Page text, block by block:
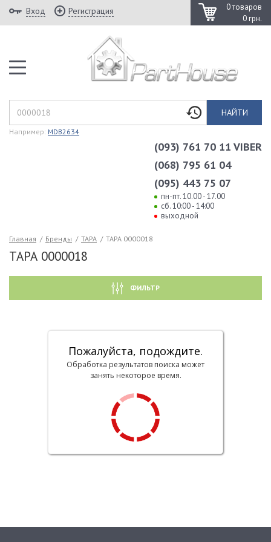
0 товаров
0 грн.
Вход Регистрация
НАЙТИ
Например: MDB2634
(093) 761 70 11 VIBER
(068) 795 61 04
(095) 443 75 07
пн-пт. 10.00 - 17.00
сб. 10:00 - 14:00
выходной
Главная / Бренды / ТАРА / ТАРА 0000018
ТАРА 0000018
ФИЛЬТР
Пожалуйста, подождите.
Обработка результатов поиска может
занять некоторое время.